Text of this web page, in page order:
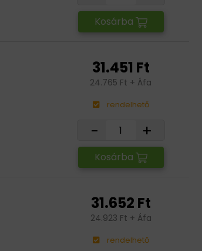
Kosárba
31.451 Ft
24.765 Ft + Áfa
rendelhető
- +
Kosárba
31.652 Ft
24.923 Ft + Áfa
rendelhető